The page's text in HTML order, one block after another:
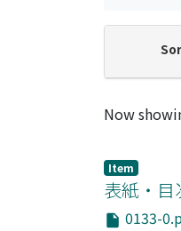
Now
Item
表紙・目
0133-